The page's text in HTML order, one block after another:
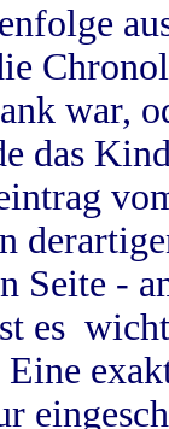
war,
das
Seite -
es